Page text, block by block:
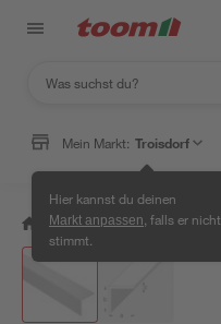
Mein Markt: Troisdorf
Hier kannst du deinen
Markt anpassen , falls er nicht
stimmt.
/ Werkstatt & Maschinen /